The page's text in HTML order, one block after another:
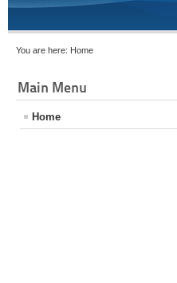
You are here: Home
Main Menu
Home